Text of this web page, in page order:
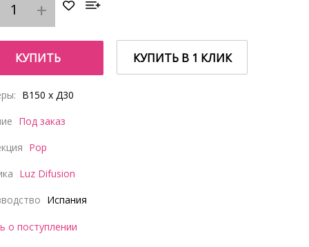
КУПИТЬ КУПИТЬ В 1 КЛИК
В150 x Д30
Под заказ
Pop
Luz Difusion
Испания
о поступлении